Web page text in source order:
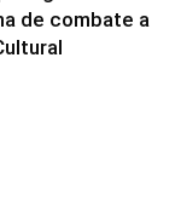
de combate a